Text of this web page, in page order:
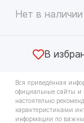
Нет в наличии
В
Вся приведённая
официальные сайты и
настоятельно
характеристиками
информации по